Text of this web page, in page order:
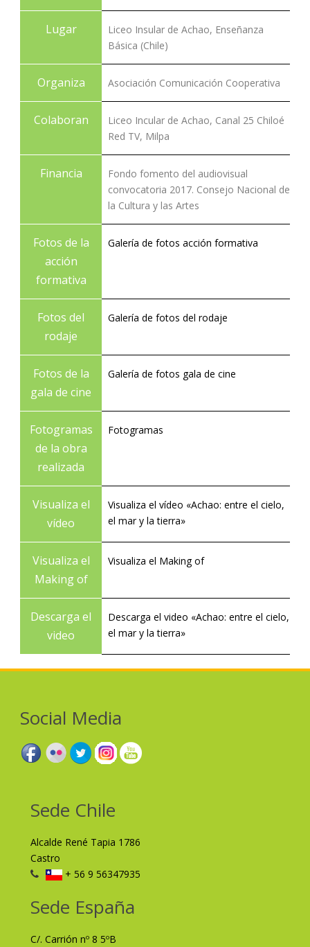
Lugar
Liceo Insular de Achao, Enseñanza
Básica (Chile)
Organiza Asociación Comunicación Cooperativa
Colaboran
Liceo Incular de Achao, Canal 25 Chiloé
Red TV, Milpa
Financia
Fondo fomento del audiovisual
convocatoria 2017. Consejo Nacional de
la Cultura y las Artes
Fotos de la
acción
formativa
Galería de fotos acción formativa
Fotos del
rodaje
Galería de fotos del rodaje
Fotos de la
gala de cine
Galería de fotos gala de cine
Fotogramas
de la obra
realizada
Fotogramas
Visualiza el
vídeo
Visualiza el vídeo «Achao: entre el cielo,
el mar y la tierra»
Visualiza el
Making of
Visualiza el Making of
Descarga el
video
Descarga el video «Achao: entre el cielo,
el mar y la tierra»
Social Media
Sede Chile
Alcalde René Tapia 1786
Castro
+ 56 9 56347935
Sede España
C/. Carrión nº 8 5ºB